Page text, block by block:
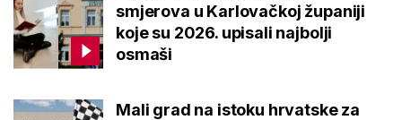
smjerova u Karlovačkoj županiji
koje su 2026. upisali najbolji
osmaši
Mali grad na istoku hrvatske za